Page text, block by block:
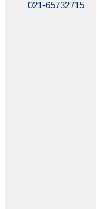
021-65732715